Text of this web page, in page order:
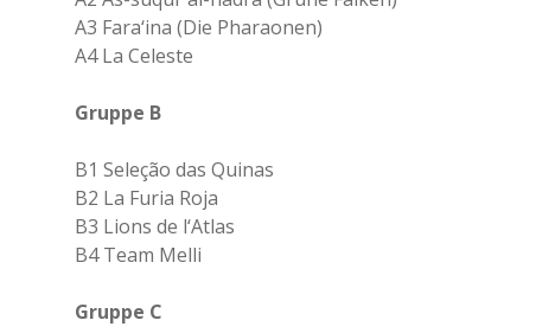
A3 Fara‘ina (Die Pharaonen)
A4 La Celeste
Gruppe B
B1 Seleção das Quinas
B2 La Furia Roja
B3 Lions de l‘Atlas
B4 Team Melli
Gruppe C